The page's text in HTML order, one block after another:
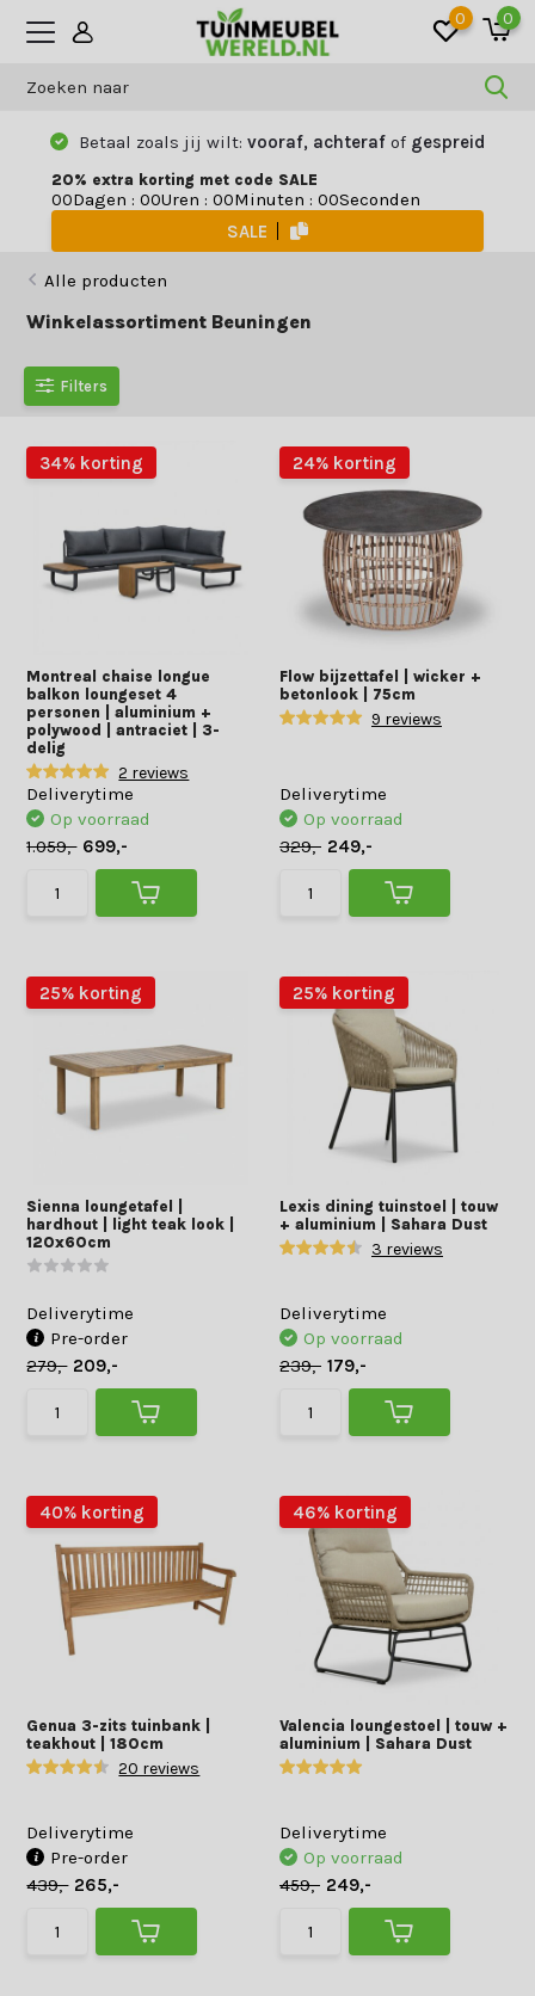
0 0
Betaal zoals jij wilt:vooraf, achterafof gespreid
20% extra korting met code SALE
00Dagen : 00Uren : 00Minuten : 00Seconden
SALE
Alle producten
Winkelassortiment Beuningen
Filters
34% korting
Montreal chaise longue
balkon loungeset 4
personen | aluminium +
polywood | antraciet | 3-
delig
2 reviews
Deliverytime
Op voorraad
1.059,- 699,-
24% korting
Flow bijzettafel | wicker +
betonlook | 75cm
9 reviews
Deliverytime
Op voorraad
329,- 249,-
25% korting
Sienna loungetafel |
hardhout | light teak look |
120x60cm
Deliverytime
Pre-order
279,- 209,-
25% korting
Lexis dining tuinstoel | touw
+ aluminium | Sahara Dust
3 reviews
Deliverytime
Op voorraad
239,- 179,-
40% korting
Genua 3-zits tuinbank |
teakhout | 180cm
20 reviews
Deliverytime
Pre-order
439,- 265,-
46% korting
Valencia loungestoel | touw +
aluminium | Sahara Dust
Deliverytime
Op voorraad
459,- 249,-